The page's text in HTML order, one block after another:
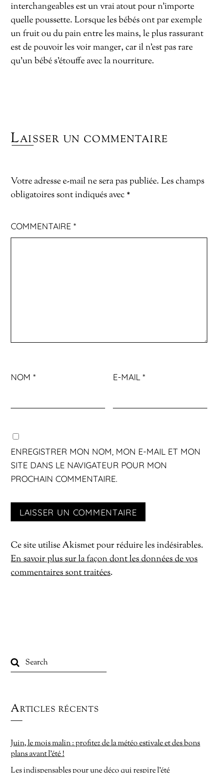
interchangeables est un vrai atout pour n’importe
quelle poussette. Lorsque les bébés ont par exemple
un fruit ou du pain entre les mains, le plus rassurant
est de pouvoir les voir manger, car il n’est pas rare
qu’un bébé s’étouffe avec la nourriture.
Laisser un commentaire
Votre adresse e-mail ne sera pas publiée. Les champs
obligatoires sont indiqués avec *
COMMENTAIRE*
NOM* E-MAIL*
ENREGISTRER MON NOM, MON E-MAIL ET MON
SITE DANS LE NAVIGATEUR POUR MON
PROCHAIN COMMENTAIRE.
Ce site utilise Akismet pour réduire les indésirables.
En savoir plus sur la façon dont les données de vos
commentaires sont traitées.
Articles récents
Juin, le mois malin : profitez de la météo estivale et des bons
plans avant l’été !
Les indispensables pour une déco qui respire l’été